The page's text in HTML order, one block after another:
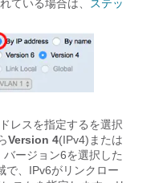
ている場合は、 ステッ
レスを指定するを選択
Version 4(IPv4)または
ージョン6を選択した
で、IPv6がリンクロー